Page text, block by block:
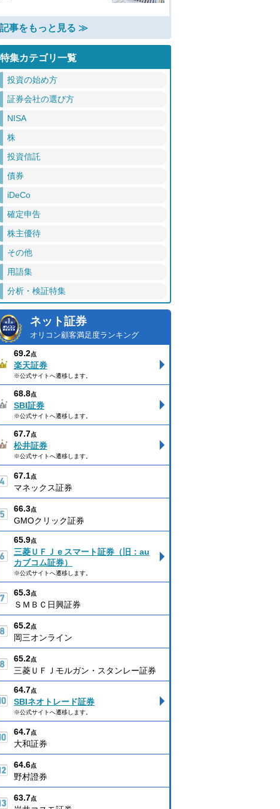
記事をもっと見る ≫
特集カテゴリ一覧
投資の始め方
証券会社の選び方
NISA
株
投資信託
債券
iDeCo
確定申告
株主優待
その他
用語集
分析・検証特集
ネット証券
オリコン顧客満足度ランキング
69.2点
楽天証券
※公式サイトへ遷移します。
68.8点
SBI証券
※公式サイトへ遷移します。
67.7点
松井証券
※公式サイトへ遷移します。
67.1点
マネックス証券
66.3点
GMOクリック証券
65.9点
三菱ＵＦＪｅスマート証券（旧：au
カブコム証券）
※公式サイトへ遷移します。
65.3点
ＳＭＢＣ日興証券
65.2点
岡三オンライン
65.2点
三菱ＵＦＪモルガン・スタンレー証券
64.7点
SBIネオトレード証券
※公式サイトへ遷移します。
64.7点
大和証券
64.6点
野村證券
63.7点